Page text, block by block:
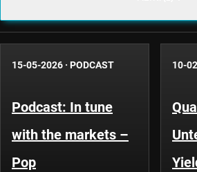
15-05-2026 · PODCAST
Podcast: In tune
with the markets –
Pop
10-